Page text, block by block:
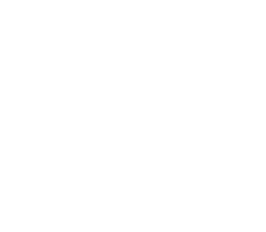
avant le coup d’envoi